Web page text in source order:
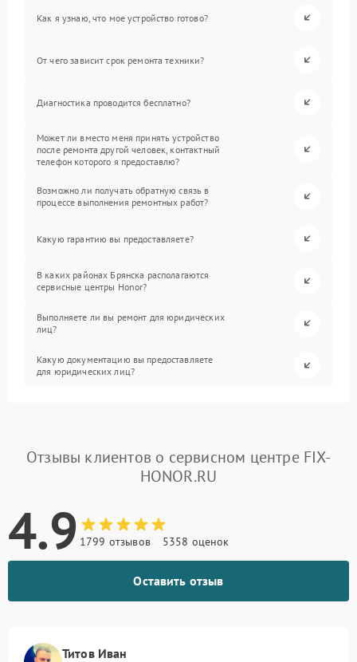
Как я узнаю, что мое устройство готово?
От чего зависит срок ремонта техники?
Диагностика проводится бесплатно?
Может ли вместо меня принять устройство
после ремонта другой человек, контактный
телефон которого я предоставлю?
Возможно ли получать обратную связь в
процессе выполнения ремонтных работ?
Какую гарантию вы предоставляете?
В каких районах Брянска располагаются
сервисные центры Honor?
Выполняете ли вы ремонт для юридических
лиц?
Какую документацию вы предоставляете
для юридических лиц?
Отзывы клиентов о сервисном центре FIX-
HONOR.RU
4.9 1799 отзывов 5358 оценок
Оставить отзыв
Титов Иван